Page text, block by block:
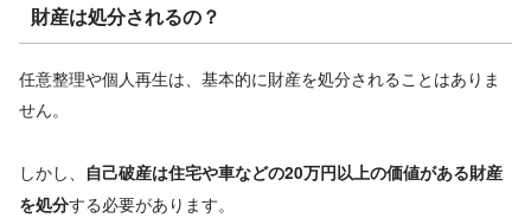
財産は処分されるの？
任意整理や個人再生は、基本的に財産を処分されることはありま
せん。
しかし、
自己破産は住宅や車などの20万円以上の価値がある財産
を処分する必要があります。